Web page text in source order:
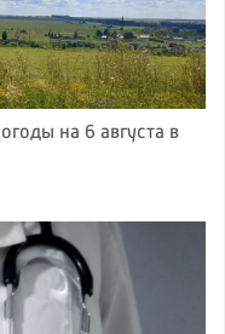
на 6 августа в